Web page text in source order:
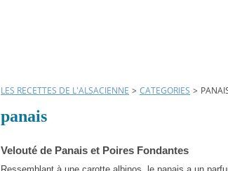
LES RECETTES DE L'ALSACIENNE > CATEGORIES >
panais
Velouté de Panais et Poires Fondantes